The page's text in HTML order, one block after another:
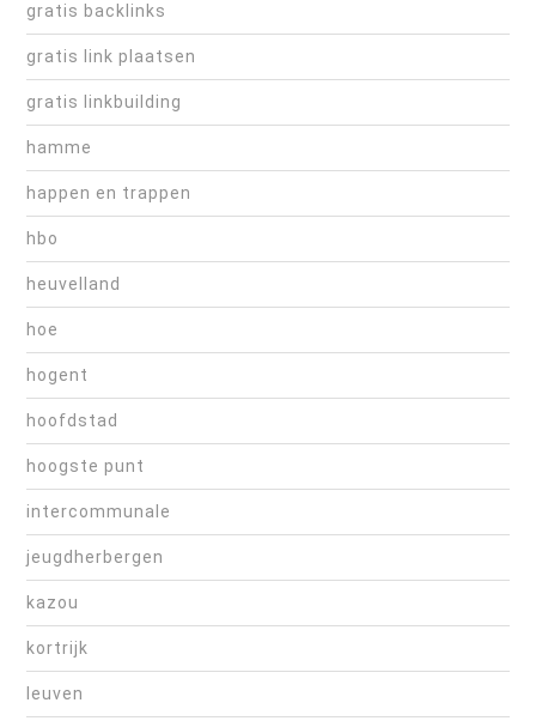
gratis backlinks
gratis link plaatsen
gratis linkbuilding
hamme
happen en trappen
hbo
heuvelland
hoe
hogent
hoofdstad
hoogste punt
intercommunale
jeugdherbergen
kazou
kortrijk
leuven